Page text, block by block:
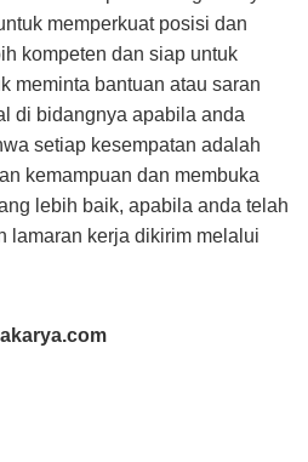
memperkuat posisi dan
kompeten dan siap untuk
meminta bantuan atau saran
di bidangnya apabila anda
setiap kesempatan adalah
kemampuan dan membuka
lebih baik, apabila anda telah
lamaran kerja dikirim melalui